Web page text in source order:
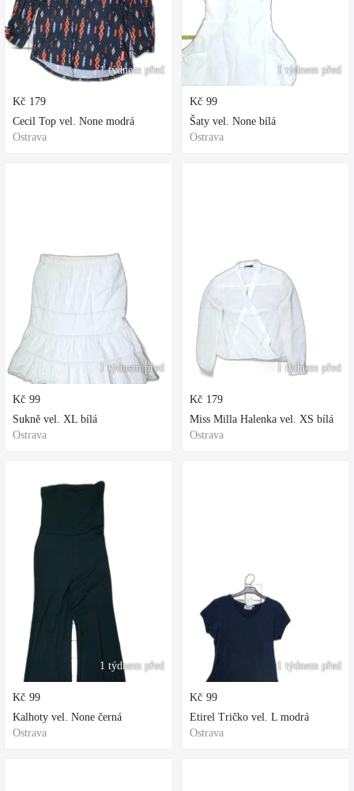
1 týdnem před
Kč 179
Cecil Top vel. None modrá
Ostrava
1 týdnem před
Kč 99
Sukně vel. XL bílá
Ostrava
1 týdnem před
Kč 99
Kalhoty vel. None černá
Ostrava
1 týdnem před
Kč 99
Šaty vel. None bílá
Ostrava
1 týdnem před
Kč 179
Miss Milla Halenka vel. XS bílá
Ostrava
1 týdnem před
Kč 99
Etirel Tričko vel. L modrá
Ostrava